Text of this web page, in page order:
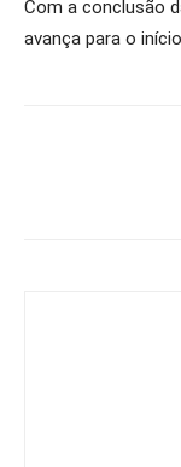
Com a conclusão
avança para o